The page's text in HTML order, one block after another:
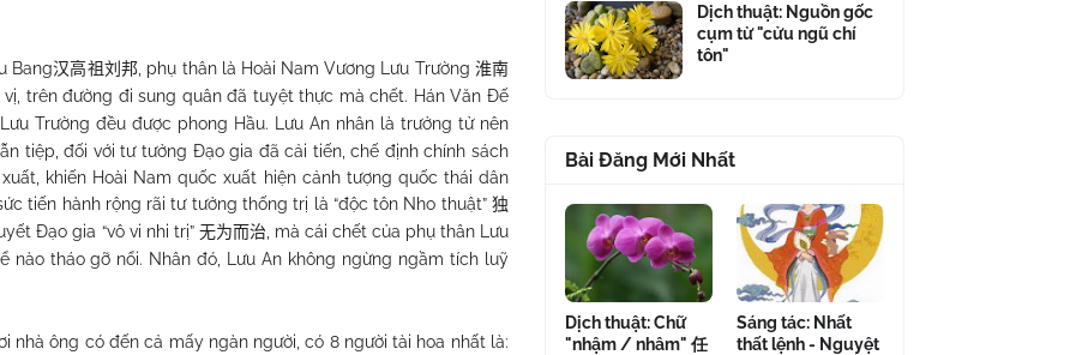
Bang汉高祖刘邦 , phụ thân là Hoài Nam Vương Lưu Trường 淮南
trên đường đi sung quân đã tuyệt thực mà chết. Hán Văn Đế
Trường đều được phong Hầu. Lưu An nhân là trưởng tử nên
tiệp, đối với tư tưởng Đạo gia đã cải tiến, chế định chính sách
khiến Hoài Nam quốc xuất hiện cảnh tượng quốc thái dân
tiến hành rộng rãi tư tưởng thống trị là “độc tôn Nho thuật” 独
Đạo gia “vô vi nhi trị” 无为而治 , mà cái chết của phụ thân Lưu
tháo gỡ nổi. Nhân đó, Lưu An không ngừng ngầm tích luỹ
nhà ông có đến cả mấy ngàn người, có 8 người tài hoa nhất là:
Dịch thuật: Nguồn gốc
cụm từ "cửu ngũ chí
tôn"
Bài Đăng Mới Nhất
Dịch thuật: Chữ
"nhậm / nhâm" 任
Sáng tác: Nhất
thất lệnh - Nguyệt